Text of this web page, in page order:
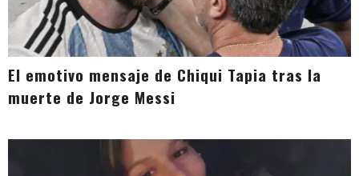
El emotivo mensaje de Chiqui Tapia tras la
muerte de Jorge Messi